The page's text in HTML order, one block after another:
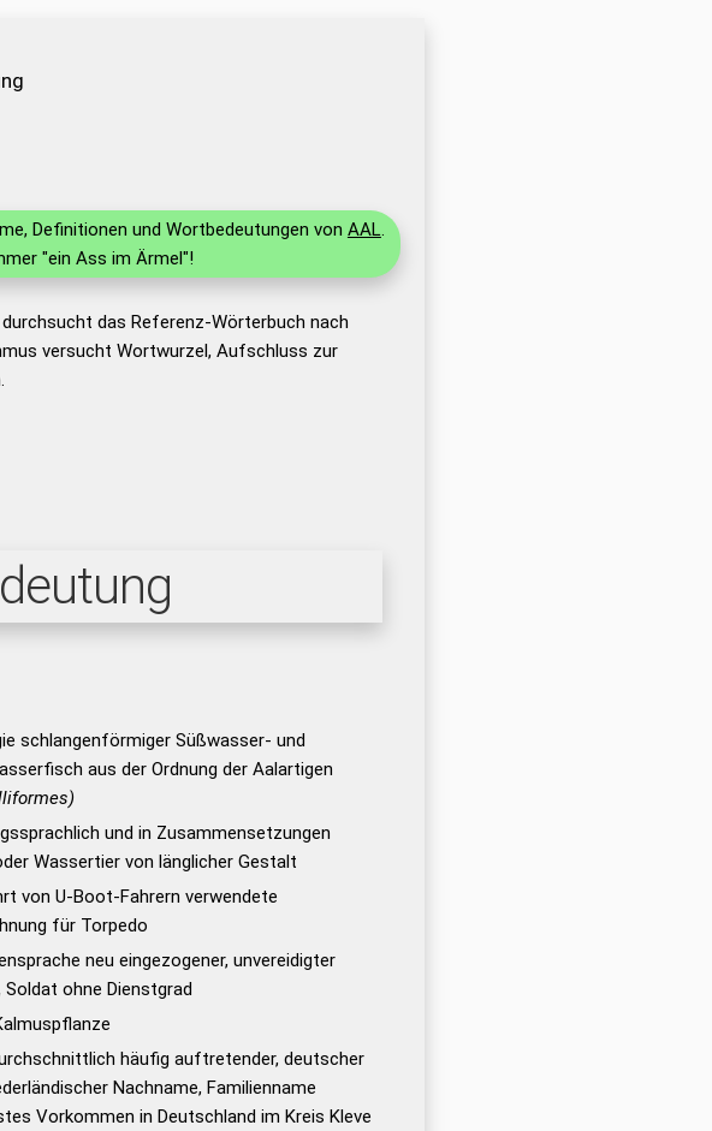
Definitionen und Wortbedeutungen von AAL.
"ein Ass im Ärmel"!
das Referenz-Wörterbuch nach
versucht Wortwurzel, Aufschluss zur
schlangenförmiger Süßwasser- und
aus der Ordnung der Aalartigen
und in Zusammensetzungen
Wassertier von länglicher Gestalt
von U-Boot-Fahrern verwendete
für Torpedo
neu eingezogener, unvereidigter
Soldat ohne Dienstgrad
häufig auftretender, deutscher
Nachname, Familienname
Vorkommen in Deutschland im Kreis Kleve